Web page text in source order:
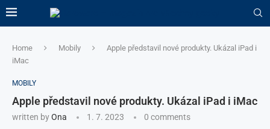
Home Mobily
Apple představil nové produkty. Ukázal iPad i
iMac
MOBILY
Apple představil nové produkty. Ukázal iPad i iMac
written byOna 1. 7. 2023 0 comments